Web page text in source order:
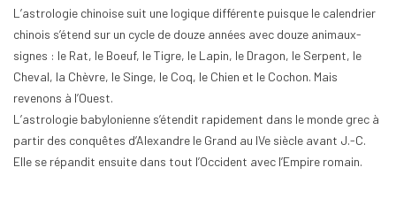
L’astrologie chinoise suit une logique différente puisque le calendrier
chinois s’étend sur un cycle de douze années avec douze animaux-
signes : le Rat, le Boeuf, le Tigre, le Lapin, le Dragon, le Serpent, le
Cheval, la Chèvre, le Singe, le Coq, le Chien et le Cochon. Mais
revenons à l’Ouest.
L’astrologie babylonienne s’étendit rapidement dans le monde grec à
partir des conquêtes d’Alexandre le Grand au IVe siècle avant J.-C.
Elle se répandit ensuite dans tout l’Occident avec l’Empire romain.